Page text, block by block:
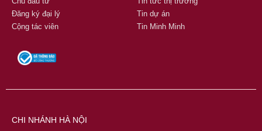
Đăng ký đại lý
Cộng tác viên
Tin dự án
Tin Minh Minh
CHI NHÁNH HÀ NỘI